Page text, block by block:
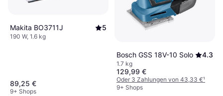
Makita BO3711J 5
190 W, 1.6 kg
89,25 €
9+ Shops
Bosch GSS 18V-10 Solo 4.3
1.7 kg
129,99 €
Oder 3 Zahlungen von 43,33 €¹
9+ Shops